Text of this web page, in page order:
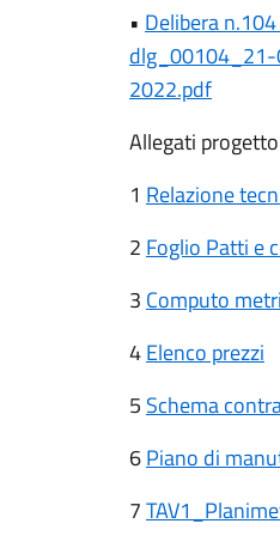
• Delibera
2022.pdf
Allegati
1 Relazione
2 Foglio Patti e
3 Computo
4Elenco prezzi
5 Schema
6Piano di
7